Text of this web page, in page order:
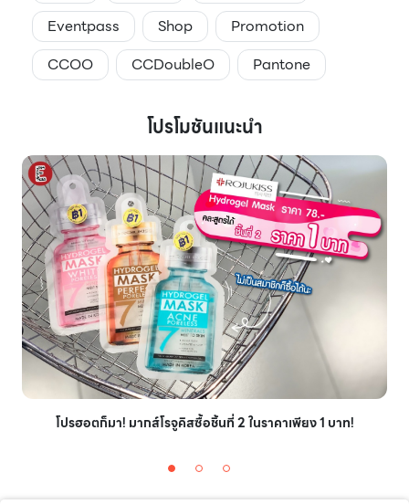
Eventpass
Shop
Promotion
CCOO
CCDoubleO Pantone
โปรโมชันแนะนำ
โปรฮอตก็มา! มากส์โรจูคิสซื้อชิ้นที่ 2 ในราคาเพียง 1 บาท!